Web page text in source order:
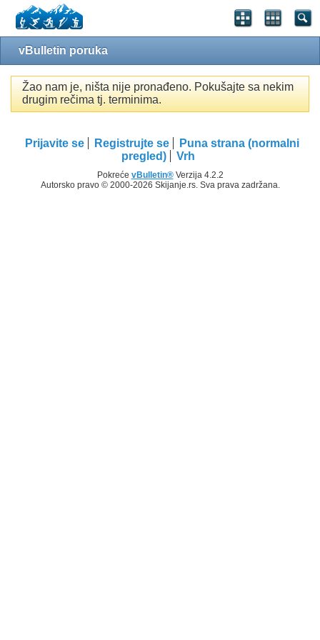
vBulletin poruka
Žao nam je, ništa nije pronađeno. Pokušajte sa nekim
drugim rečima tj. terminima.
Prijavite se Registrujte se
Puna strana (normalni
pregled)
Vrh
Pokreće vBulletin®Verzija 4.2.2
Autorsko pravo © 2000-2026 Skijanje.rs. Sva prava zadržana.